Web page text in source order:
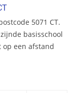
5071 CT.
basisschool
op een afstand